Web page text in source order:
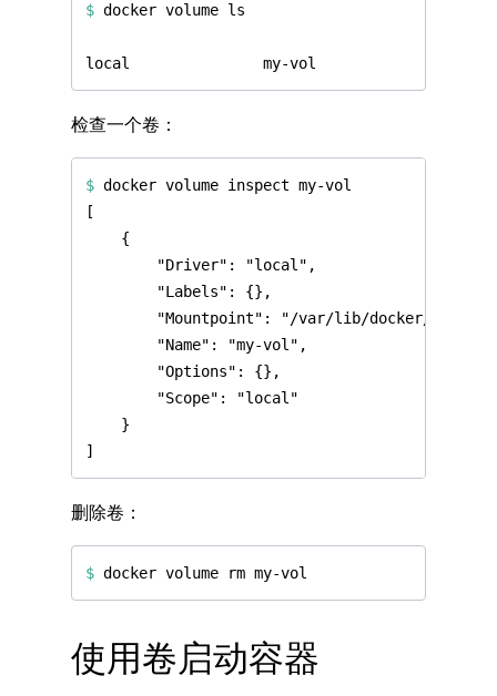
$
检查一个卷：
$
删除卷：
$
使用卷启动容器